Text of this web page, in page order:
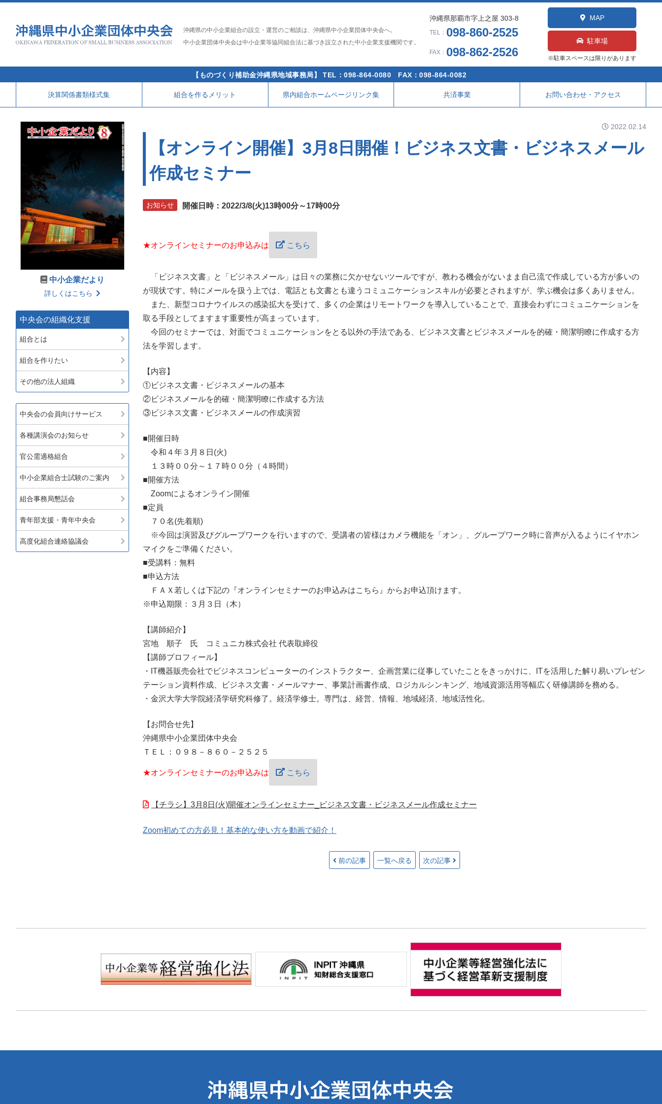
沖縄県の中小企業組合の設立・運営のご相談は、沖縄県中小企業団体中央会へ。
中小企業団体中央会は中小企業等協同組合法に基づき設立された中小企業支援機関です。
沖縄県那覇市字上之屋 303-8
TEL： 098-860-2525
FAX： 098-862-2526
MAP
駐車場
※駐車スペースは限りがあります
【ものづくり補助金沖縄県地域事務局】 TEL：098-864-0080 FAX：098-864-0082
決算関係書類様式集 組合を作るメリット 県内組合ホームページリンク集 共済事業 お問い合わせ・アクセス
2022.02.14
【オンライン開催】3月8日開催！ビジネス文書・ビジネスメール
作成セミナー
お知らせ 開催日時：2022/3/8(火)13時00分～17時00分
★オンラインセミナーのお申込みは こちら
「ビジネス文書」と「ビジネスメール」は日々の業務に欠かせないツールですが、教わる機会がないまま自己流で作成している方が多いの
が現状です。特にメールを扱う上では、電話とも文書とも違うコミュニケーションスキルが必要とされますが、学ぶ機会は多くありません。
また、新型コロナウイルスの感染拡大を受けて、多くの企業はリモートワークを導入していることで、直接会わずにコミュニケーションを
取る手段としてますます重要性が高まっています。
今回のセミナーでは、対面でコミュニケーションをとる以外の手法である、ビジネス文書とビジネスメールを的確・簡潔明瞭に作成する方
法を学習します。
【内容】
①ビジネス文書・ビジネスメールの基本
②ビジネスメールを的確・簡潔明瞭に作成する方法
③ビジネス文書・ビジネスメールの作成演習
■開催日時
令和４年３月８日(火)
１３時００分～１７時００分（４時間）
■開催方法
Zoomによるオンライン開催
■定員
７０名(先着順)
※今回は演習及びグループワークを行いますので、受講者の皆様はカメラ機能を「オン」、グループワーク時に音声が入るようにイヤホン
マイクをご準備ください。
■受講料：無料
■申込方法
ＦＡＸ若しくは下記の『オンラインセミナーのお申込みはこちら』からお申込頂けます。
※申込期限：３月３日（木）
【講師紹介】
宮地 順子 氏 コミュニカ株式会社 代表取締役
【講師プロフィール】
・IT機器販売会社でビジネスコンピューターのインストラクター、企画営業に従事していたことをきっかけに、ITを活用した解り易いプレゼン
テーション資料作成、ビジネス文書・メールマナー、事業計画書作成、ロジカルシンキング、地域資源活用等幅広く研修講師を務める。
・金沢大学大学院経済学研究科修了。経済学修士。専門は、経営、情報、地域経済、地域活性化。
【お問合せ先】
沖縄県中小企業団体中央会
ＴＥＬ：０９８－８６０－２５２５
★オンラインセミナーのお申込みは こちら
【チラシ】3月8日(火)開催オンラインセミナー_ビジネス文書・ビジネスメール作成セミナー
Zoom初めての方必見！基本的な使い方を動画で紹介！
前の記事 一覧へ戻る 次の記事
中小企業だより
詳しくはこちら
中央会の組織化支援
組合とは
組合を作りたい
その他の法人組織
中央会の会員向けサービス
各種講演会のお知らせ
官公需適格組合
中小企業組合士試験のご案内
組合事務局懇話会
青年部支援・青年中央会
高度化組合連絡協議会